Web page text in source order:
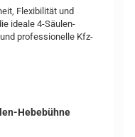
Flexibilität und
ideale 4-Säulen-
professionelle Kfz-
Hebebühne